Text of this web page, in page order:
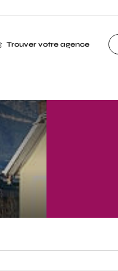
Trouver votre agence